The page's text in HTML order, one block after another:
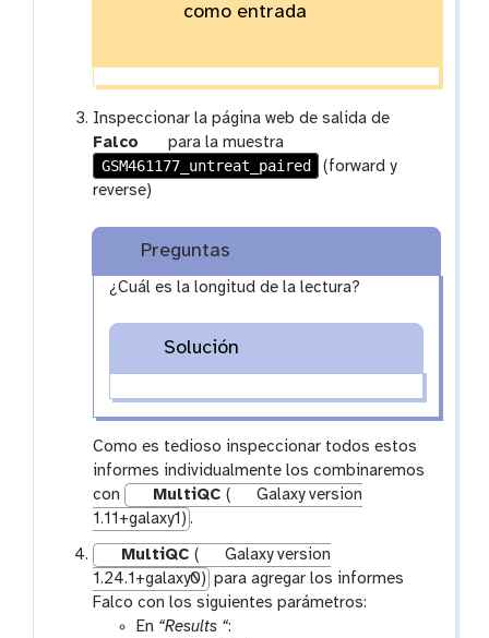
i
o
n
como entrada
Inspeccionar la página web de salida de
Falco
t
o
para la muestra
GSM461177_untreat_paired
(forward y
reverse)
Preguntas
¿Cuál es la longitud de la lectura?
Solución
Como es tedioso inspeccionar todos estos
informes individualmente los combinaremos
con
MultiQC (
Galaxy version
1.11+galaxy1) .
MultiQC (
Galaxy version
1.24.1+galaxy0) para agregar los informes
Falco con los siguientes parámetros:
En “Results “: